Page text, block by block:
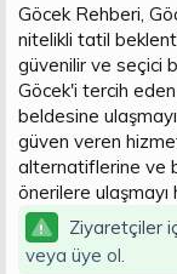
Göcek Rehberi,
nitelikli tatil
güvenilir ve seçici
Göcek'i tercih eden
beldesine
güven veren
alternatiflerine ve
önerilere
Ziyaretçiler
veya üye ol.